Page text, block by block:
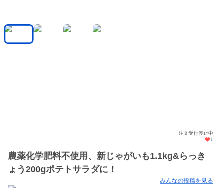
注文受付停止中
1
農薬化学肥料不使用、新じゃがいも1.1kg&らっき
ょう200gポテトサラダに！
みんなの投稿を見る